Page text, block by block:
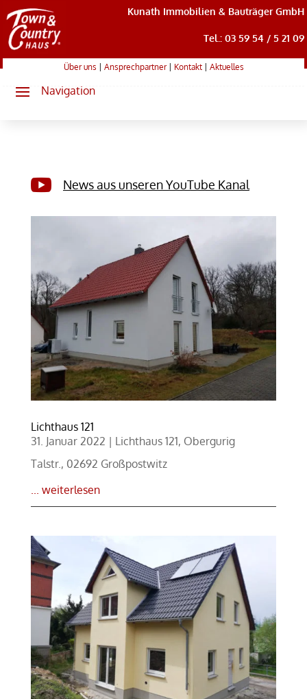
Kunath Immobilien & Bauträger GmbH
Tel.: 03 59 54 / 5 21 09
Über uns Ansprechpartner| Kontakt| Aktuelles
 News aus unseren YouTube Kanal
Lichthaus 121
31. Januar 2022 | Lichthaus 121, Obergurig
Talstr., 02692 Großpostwitz
... weiterlesen